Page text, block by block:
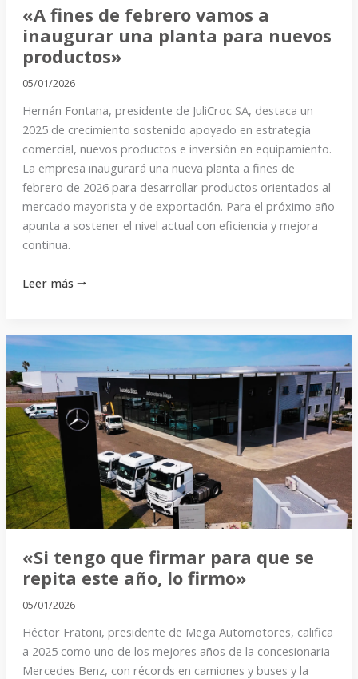
«A fines de febrero vamos a
inaugurar una planta para nuevos
productos»
05/01/2026
Hernán Fontana, presidente de JuliCroc SA, destaca un
2025 de crecimiento sostenido apoyado en estrategia
comercial, nuevos productos e inversión en equipamiento.
La empresa inaugurará una nueva planta a fines de
febrero de 2026 para desarrollar productos orientados al
mercado mayorista y de exportación. Para el próximo año
apunta a sostener el nivel actual con eficiencia y mejora
continua.
nuevos
productos»
Leer más 🠒
«Si tengo que firmar para que se
repita este año, lo firmo»
05/01/2026
Héctor Fratoni, presidente de Mega Automotores, califica
a 2025 como uno de los mejores años de la concesionaria
Mercedes Benz, con récords en camiones y buses y la
«Si
tengo
que
firmar
para
que
se
repita
este
año,
lo
firmo»